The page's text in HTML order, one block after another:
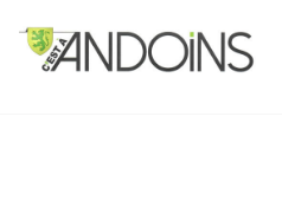
content